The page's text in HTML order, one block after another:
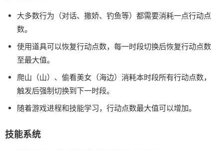
大多数行为（对话、撒娇、钓鱼等）都需要消耗一点行动点
数。
使用道具可以恢复行动点数，每一时段切换后恢复行动点数
至最大值。
爬山（山）、偷看美女（海边）消耗本时段所有行动点数，
触发后强制切换到下一时段。
随着游戏进程和技能学习，行动点数最大值可以增加。
技能系统